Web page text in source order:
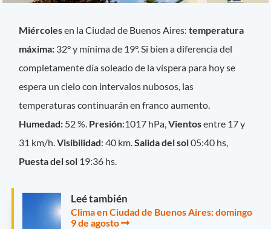
Miércolesen la Ciudad de Buenos Aires:temperatura
máxima: 32° y mínima de 19°. Si bien a diferencia del
completamente día soleado de la víspera para hoy se
espera un cielo con intervalos nubosos, las
temperaturas continuarán en franco aumento.
Humedad: 52 %. Presión:1017 hPa,Vientosentre 17 y
31 km/h.Visibilidad: 40 km.Salida del sol05:40 hs,
Puesta del sol 19:36 hs.
Leé también
Clima en Ciudad de Buenos Aires: domingo
9 de agosto